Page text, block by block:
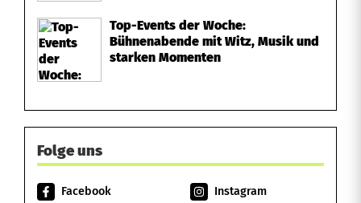
Top-Events der Woche:
Bühnenabende mit Witz, Musik und
starken Momenten
Folge uns
Facebook
Instagram